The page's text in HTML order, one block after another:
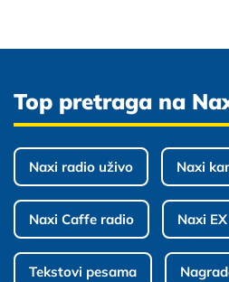
Top pretraga na
Naxi radio uživo Naxi
Naxi Caffe radio Naxi
Tekstovi pesama